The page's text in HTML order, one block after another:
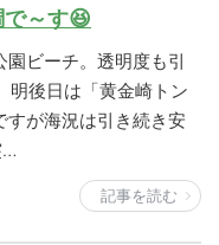
～す😆
ビーチ。透明度も引
明後日は「黄金崎トン
が海況は引き続き安
…
記事を読む